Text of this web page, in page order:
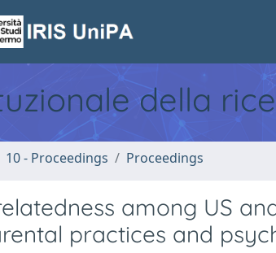
della
10 - Proceedings Proceedings
among US
practices and